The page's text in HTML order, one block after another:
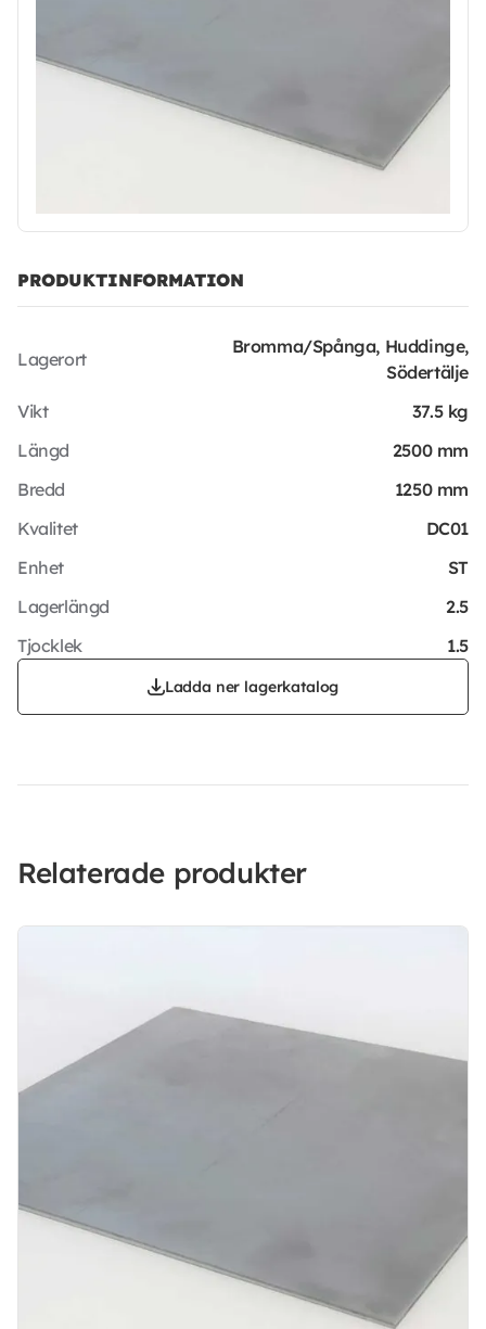
PRODUKTINFORMATION
Lagerort
Bromma/Spånga, Huddinge,
Södertälje
Vikt
37.5 kg
Längd
2500 mm
Bredd
1250 mm
Kvalitet
DC01
Enhet
ST
Lagerlängd
2.5
Tjocklek
1.5
Ladda ner lagerkatalog
Relaterade produkter